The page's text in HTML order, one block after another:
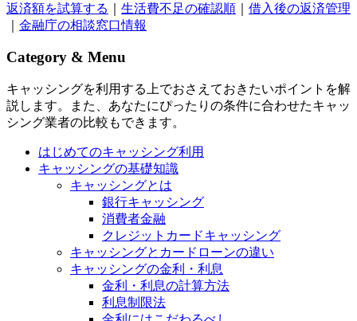
返済額を試算する 生活費不足の確認順
借入後の返済管理
金融庁の相談窓口情報
Category & Menu
キャッシングを利用する上でおさえておきたいポイントを解
説します。また、あなたにぴったりの条件に合わせたキャッ
シング業者の比較もできます。
はじめてのキャッシング利用
キャッシングの基礎知識
キャッシングとは
銀行キャッシング
消費者金融
クレジットカードキャッシング
キャッシングとカードローンの違い
キャッシングの金利・利息
金利・利息の計算方法
利息制限法